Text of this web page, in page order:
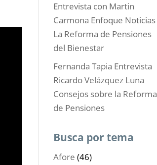
Entrevista con Martin
Carmona Enfoque Noticias
La Reforma de Pensiones
del Bienestar
Fernanda Tapia Entrevista
Ricardo Velázquez Luna
Consejos sobre la Reforma
de Pensiones
Busca por tema
Afore (46)